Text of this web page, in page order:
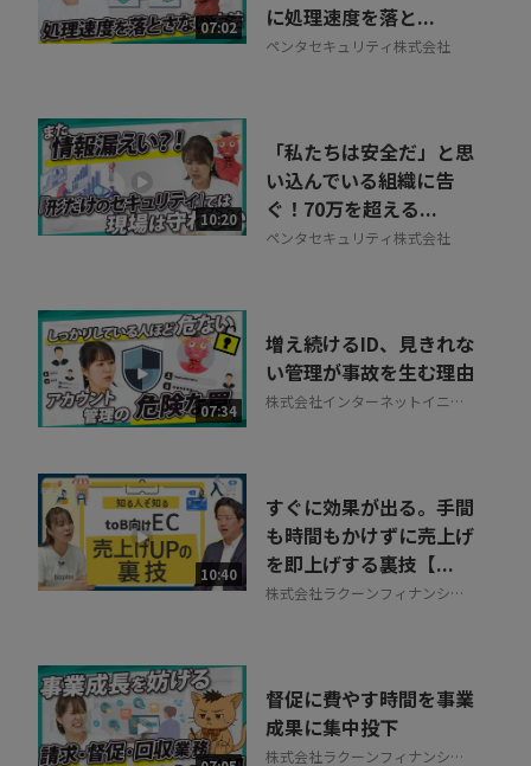
相談を希望する 無料
07:02
に処理速度を落と...
ペンタセキュリティ株式会社
10:20
「私たちは安全だ」と思
い込んでいる組織に告
ぐ！70万を超える...
ペンタセキュリティ株式会社
07:34
増え続けるID、見きれな
い管理が事故を生む理由
株式会社インターネットイニシ
10:40
すぐに効果が出る。手間
も時間もかけずに売上げ
を即上げする裏技【...
株式会社ラクーンフィナンシャ
督促に費やす時間を事業
成果に集中投下
株式会社ラクーンフィナンシャ